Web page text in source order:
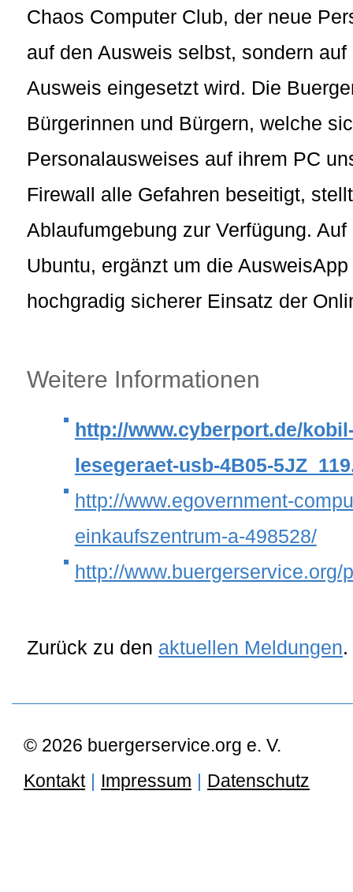
Chaos Computer Club, der neue
auf den Ausweis selbst, sondern
Ausweis eingesetzt wird. Die
Bürgerinnen und Bürgern, welche
Personalausweises auf ihrem PC
Firewall alle Gefahren beseitigt,
Ablaufumgebung zur Verfügung.
Ubuntu, ergänzt um die
hochgradig sicherer Einsatz der
Weitere Informationen
http://www.cyberport.de/
lesegeraet-usb-4B05-
http://www.egovernment-
einkaufszentrum-a-498528/
http://www.buergerservice.org/
Zurück zu den aktuellen Meldungen.
© 2026 buergerservice.org e. V.
Kontakt
Impressum Datenschutz